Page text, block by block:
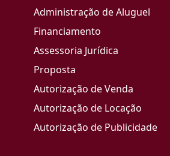
Administração de Aluguel
Financiamento
Assessoria Jurídica
Proposta
Autorização de Venda
Autorização de Locação
Autorização de Publicidade